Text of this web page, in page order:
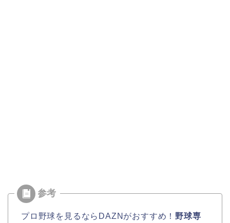
プロ野球を見るならDAZNがおすすめ！ 野球専